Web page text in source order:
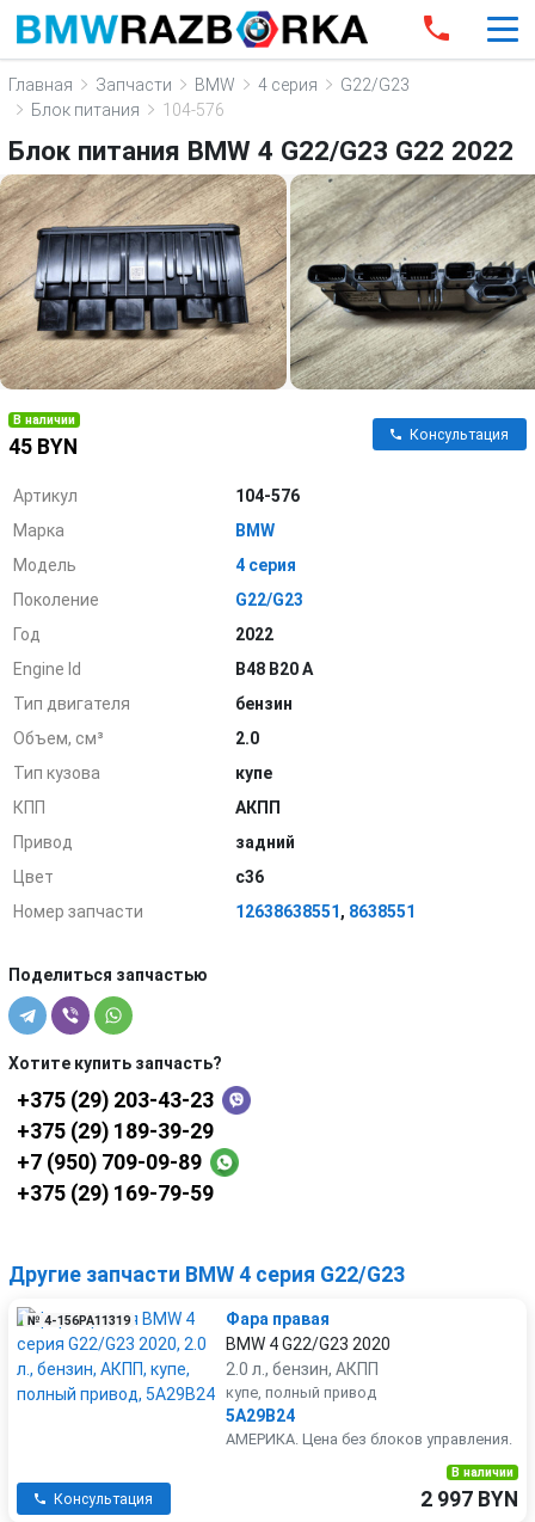
Главная Запчасти BMW 4 серия
G22/G23
Блок питания
104-576
Блок питания BMW 4 G22/G23 G22 2022
В наличии
45 BYN
Консультация
Артикул
104-576
Марка
BMW
Модель
4 серия
Поколение
G22/G23
Год
2022
Engine Id
B48 B20 A
Тип двигателя
бензин
Объем, см³
2.0
Тип кузова
купе
КПП
АКПП
Привод
задний
Цвет
c36
Номер запчасти
12638638551, 8638551
Поделиться запчастью
Хотите купить запчасть?
+375 (29) 203-43-23
+375 (29) 189-39-29
+7 (950) 709-09-89
+375 (29) 169-79-59
Другие запчасти BMW 4 серия G22/G23
№ 4-156PA11319
Фара правая
BMW 4 G22/G23 2020
2.0 л., бензин, АКПП
купе, полный привод
5A29B24
АМЕРИКА. Цена без блоков управления.
Консультация
В наличии
2 997 BYN